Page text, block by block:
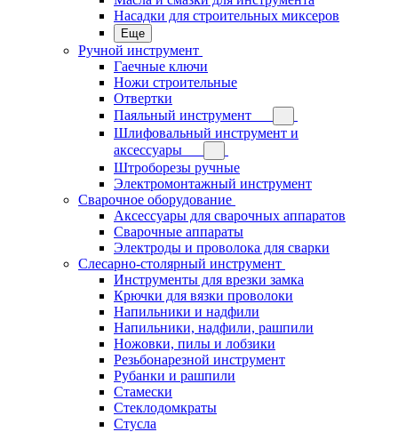
Насадки для строительных миксеров
Еще
Ручной инструмент
Гаечные ключи
Ножи строительные
Отвертки
Паяльный инструмент
Шлифовальный инструмент и
аксессуары
Штроборезы ручные
Электромонтажный инструмент
Сварочное оборудование
Аксессуары для сварочных аппаратов
Сварочные аппараты
Электроды и проволока для сварки
Слесарно-столярный инструмент
Инструменты для врезки замка
Крючки для вязки проволоки
Напильники и надфили
Напильники, надфили, рашпили
Ножовки, пилы и лобзики
Резьбонарезной инструмент
Рубанки и рашпили
Стамески
Стеклодомкраты
Стусла